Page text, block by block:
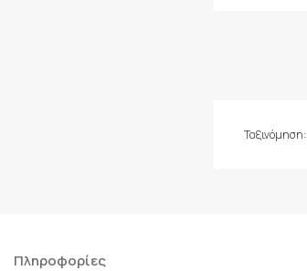
Ταξινόμηση:
Πληροφορίες